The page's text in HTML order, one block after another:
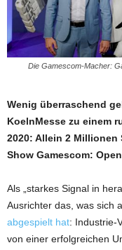
Die Gamescom-Macher:
Wenig überraschend
KoelnMesse zu einem
2020: Allein 2
Show Gamescom:
Als „starkes Signal in
Ausrichter das, was sich
abgespielt hat: Industrie-
von einer erfolgreichen